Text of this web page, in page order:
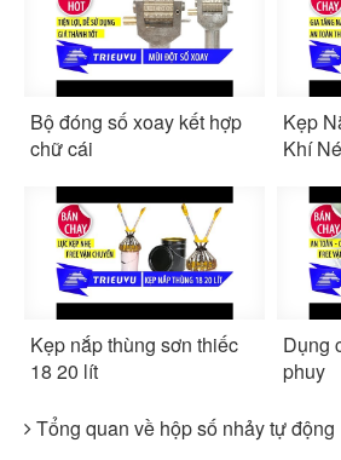
Bộ đóng số xoay kết hợp
chữ cái
Kẹp
Khí
Kẹp nắp thùng sơn thiếc
18 20 lít
Dụng
phuy
Tổng quan về hộp số nhảy tự động